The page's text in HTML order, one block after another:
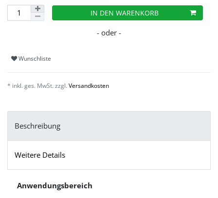
IN DEN WARENKORB
Wunschliste
* inkl. ges. MwSt. zzgl. Versandkosten
Beschreibung
Weitere Details
Anwendungsbereich